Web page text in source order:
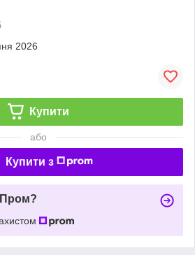
2026
Купити
або
Купити з
Пром?